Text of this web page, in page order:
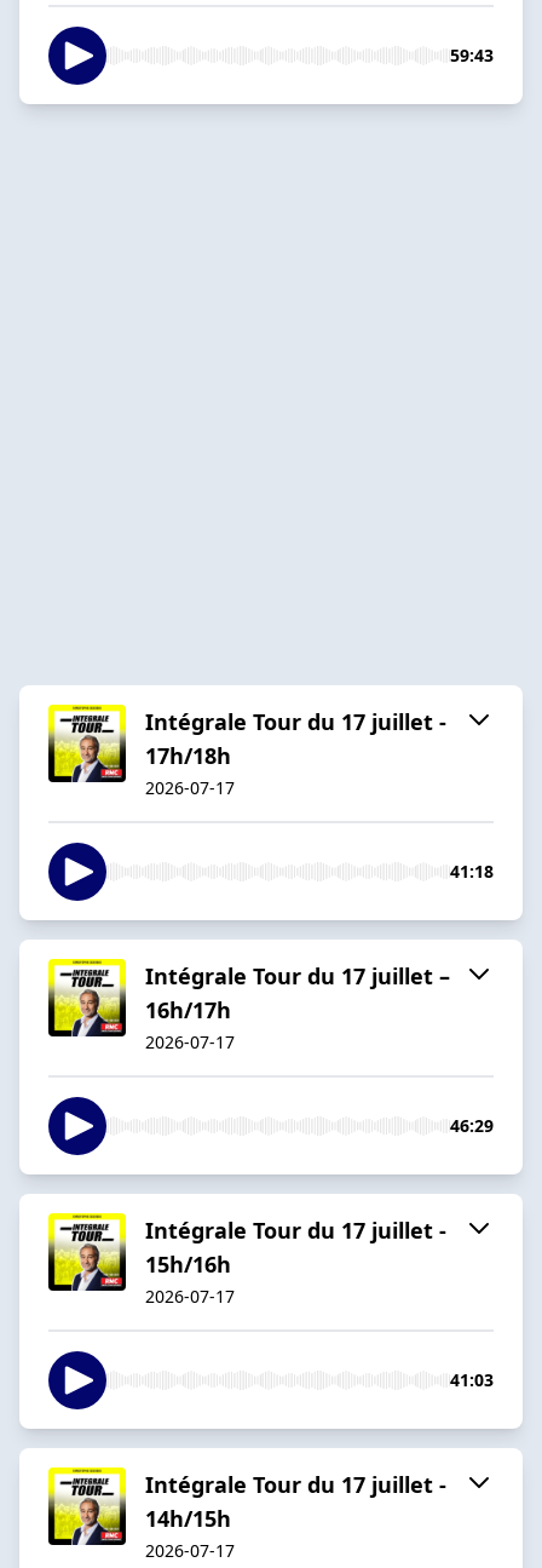
59:43
Intégrale Tour du 17 juillet -
17h/18h
2026-07-17
41:18
Intégrale Tour du 17 juillet –
16h/17h
2026-07-17
46:29
Intégrale Tour du 17 juillet -
15h/16h
2026-07-17
41:03
Intégrale Tour du 17 juillet -
14h/15h
2026-07-17